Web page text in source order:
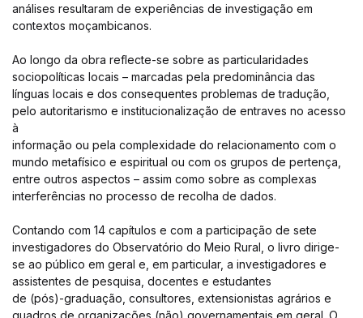
análises resultaram de experiências de investigação em
contextos moçambicanos.
Ao longo da obra reflecte-se sobre as particularidades
sociopolíticas locais – marcadas pela predominância das
línguas locais e dos consequentes problemas de tradução,
pelo autoritarismo e institucionalização de entraves no acesso
à
informação ou pela complexidade do relacionamento com o
mundo metafísico e espiritual ou com os grupos de pertença,
entre outros aspectos – assim como sobre as complexas
interferências no processo de recolha de dados.
Contando com 14 capítulos e com a participação de sete
investigadores do Observatório do Meio Rural, o livro dirige-
se ao público em geral e, em particular, a investigadores e
assistentes de pesquisa, docentes e estudantes
de (pós)-graduação, consultores, extensionistas agrários e